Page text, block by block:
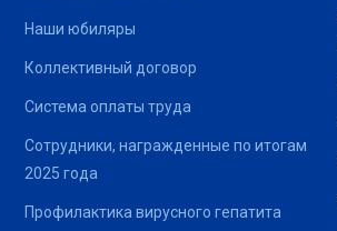
Наши юбиляры
Коллективный договор
Система оплаты труда
Сотрудники, награжденные по итогам
2025 года
Профилактика вирусного гепатита